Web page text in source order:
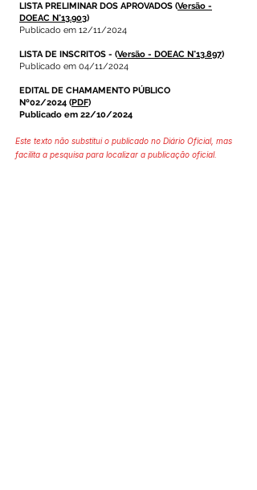
LISTA PRELIMINAR DOS APROVADOS (Versão -
DOEAC N°13.903)
Publicado em 12/11/2024
LISTA DE INSCRITOS - (Versão - DOEAC N°13.897)
Publicado em 04/11/2024
EDITAL DE CHAMAMENTO PÚBLICO
Nº02/2024 (PDF)
Publicado em 22/10/2024
Este texto não substitui o publicado no Diário Oficial, mas
facilita a pesquisa para localizar a publicação oficial.